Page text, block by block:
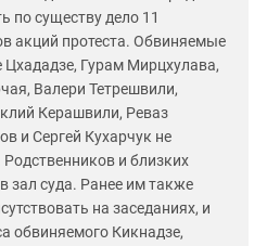
по существу дело 11
акций протеста. Обвиняемые
Гурам Мирцхулава,
Валери Тетрешвили,
Керашвили, Реваз
и Сергей Кухарчук не
Родственников и близких
зал суда. Ранее им также
на заседаниях, и
обвиняемого Кикнадзе,